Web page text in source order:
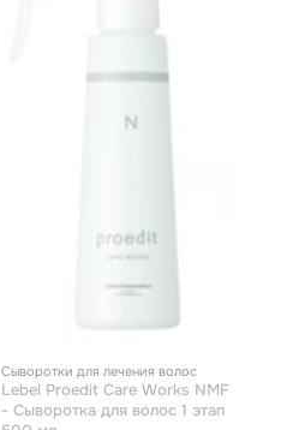
Сыворотки для лечения волос
Lebel Proedit Care Works NMF
- Сыворотка для волос 1 этап